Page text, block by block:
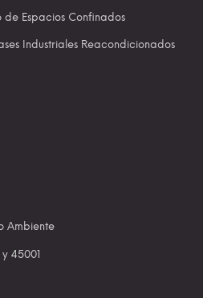
de Espacios Confinados
Industriales Reacondicionados
Ambiente
45001